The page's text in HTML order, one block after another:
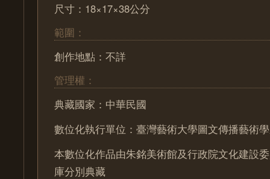
尺寸：18×17×38公分
範圍：
創作地點：不詳
管理權：
典藏國家：中華民國
數位化執行單位：臺灣藝術大學圖文傳播藝術
本數位化作品由朱銘美術館及行政院文化建設
庫分別典藏